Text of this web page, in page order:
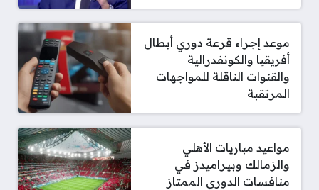
موعد إجراء قرعة دوري أبطال
أفريقيا والكونفدرالية
والقنوات الناقلة للمواجهات
المرتقبة
مواعيد مباريات الأهلي
والزمالك وبيراميدز في
منافسات الدوري الممتاز